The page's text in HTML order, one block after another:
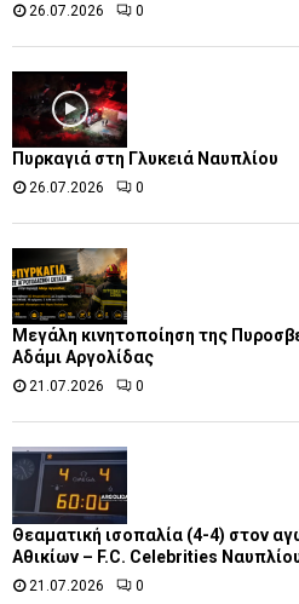
26.07.2026 0
Πυρκαγιά στη Γλυκειά Ναυπλίου
26.07.2026 0
Μεγάλη κινητοποίηση της
Αδάμι Αργολίδας
21.07.2026 0
Θεαματική ισοπαλία (4-4) στον
Αθικίων – F.C. Celebrities
21.07.2026 0